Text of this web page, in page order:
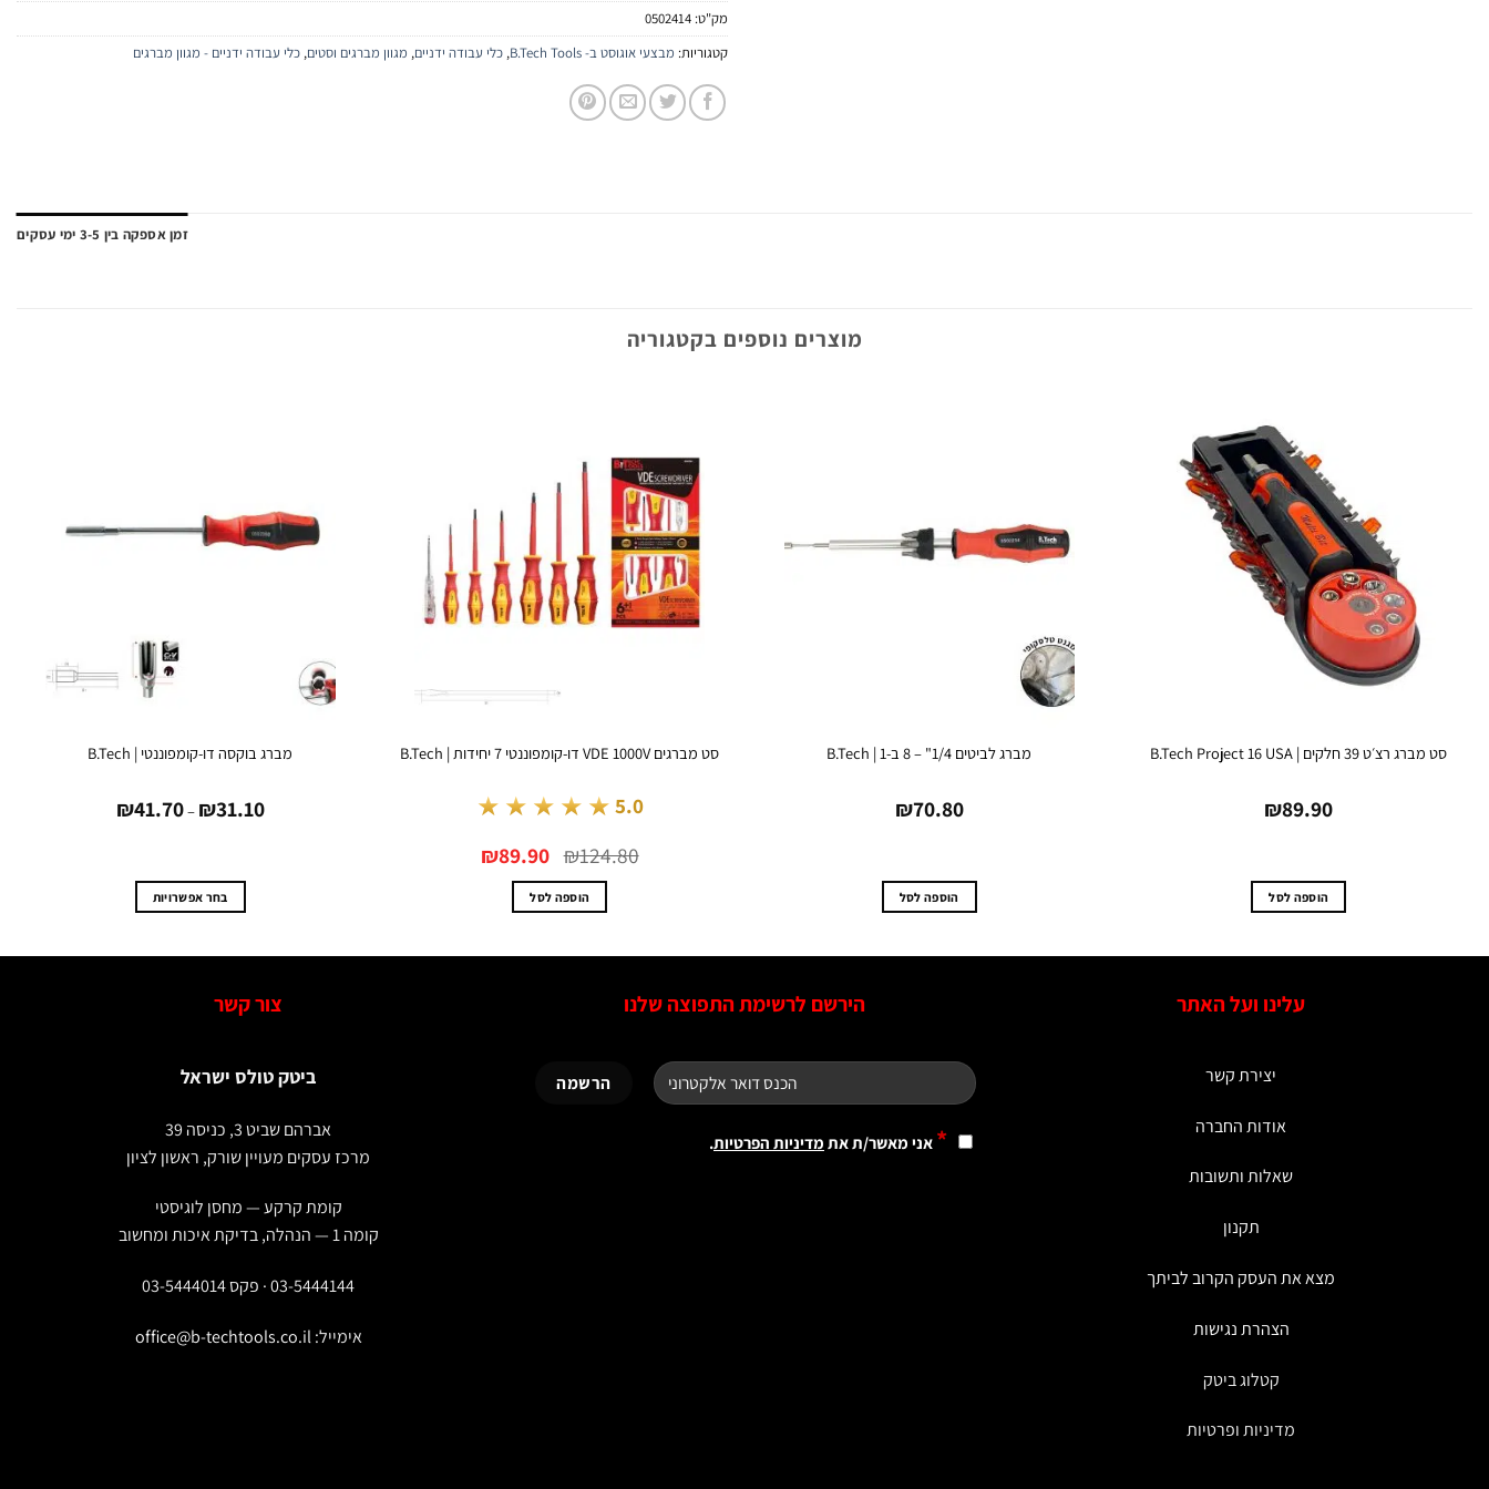
מק"ט: 0502414
קטגוריות: מבצעי אוגוסט ב- B.Tech Tools , כלי עבודה ידניים, מגוון מברגים וסטים, כלי עבודה ידניים - מגוון מברגים
זמן אספקה בין 3-5 ימי עסקים
מוצרים נוספים בקטגוריה
סט מברג רצ׳ט 39 חלקים | B.Tech Project 16 USA
₪89.90
הוספה לסל
מברג לביטים 1/4" – 8 ב-1 | B.Tech
₪70.80
הוספה לסל
סט מברגים VDE 1000V דו-קומפוננטי 7 יחידות | B.Tech
★★★★★ 5.0
₪124.80 המקורי
היה:
₪124.80.
₪89.90
הוספה לסל
מברג בוקסה דו-קומפוננטי | B.Tech
₪31.10
–
₪41.70
בחר אפשרויות
לבחור
האפשרויות
בעמוד
עלינו ועל האתר
יצירת קשר
אודות החברה
שאלות ותשובות
תקנון
מצא את העסק הקרוב לביתך
הצהרת נגישות
קטלוג ביטק
מדיניות ופרטיות
הירשם לרשימת התפוצה שלנו
* אני מאשר/ת את מדיניות הפרטיות.
צור קשר
ביטק טולס ישראל
אברהם שביט 3, כניסה 39
מרכז עסקים מעויין שורק, ראשון לציון
קומת קרקע — מחסן לוגיסטי
קומה 1 — הנהלה, בדיקת איכות ומחשוב
03-5444144 · פקס 03-5444014
אימייל:office@b-techtools.co.il